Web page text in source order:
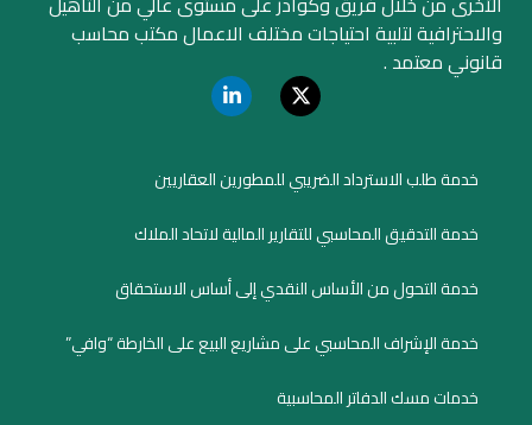
والاحترافية لتلبية احتياجات مختلف الاعمال مكتب محاسب
قانوني معتمد .
خدمة طلب الاسترداد الضريبي للمطورين العقاريين
خدمة التدقيق المحاسبي للتقارير المالية لاتحاد الملاك
خدمة التحول من الأساس النقدي إلى أساس الاستحقاق
خدمة الإشراف المحاسبي على مشاريع البيع على الخارطة “وافي”
خدمات مسك الدفاتر المحاسبية